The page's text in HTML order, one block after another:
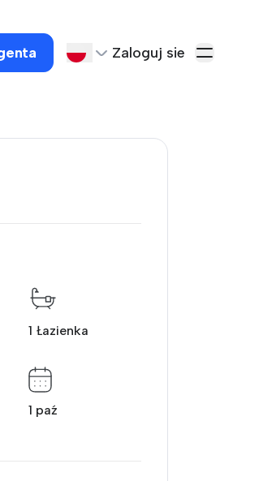
Zaloguj sie
1 Łazienka
1 paź